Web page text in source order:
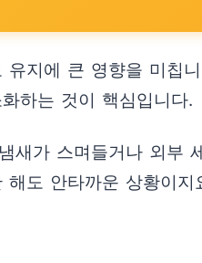
지에 큰 영향을 미칩
하는 것이 핵심입니다.
가 스며들거나 외부
도 안타까운 상황이지